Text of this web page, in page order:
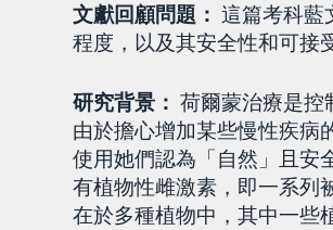
文獻回顧問題： 這篇考科藍
程度，以及其安全性和可接
研究背景： 荷爾蒙治療是控
由於擔心增加某些慢性疾病
使用她們認為「自然」且安
有植物性雌激素，即一系列
在於多種植物中，其中一些